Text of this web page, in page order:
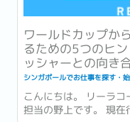
ワールドカップか
るための5つのヒ
ッシャーとの向き
シンガポールでお仕事を探す・
こんにちは。 リーラ
担当の野上です。 現在